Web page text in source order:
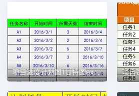
项目进度计划图1甘特图excel模板